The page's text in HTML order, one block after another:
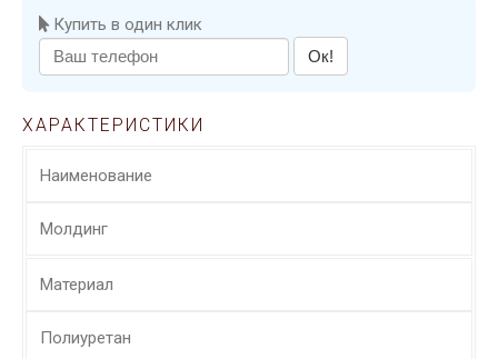
Купить в один клик
Ок!
ХАРАКТЕРИСТИКИ
Наименование
Молдинг
Материал
Полиуретан